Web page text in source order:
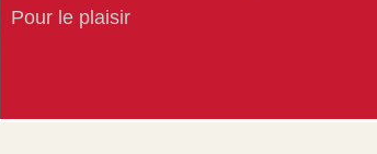
Pour le plaisir